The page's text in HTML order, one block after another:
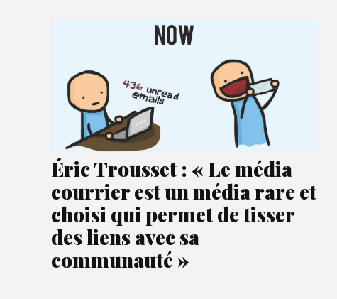
Éric Trousset : « Le média
courrier est un média rare et
choisi qui permet de tisser
des liens avec sa
communauté »